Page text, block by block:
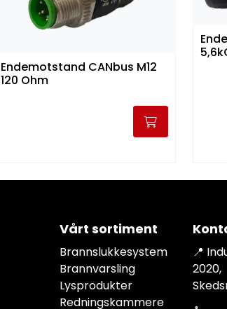
Endemotstand CANbus M12
120 Ohm
Vårt sortiment
Brannslukkesystem
Brannvarsling
Lysprodukter
Redningskammere
📍
2020,